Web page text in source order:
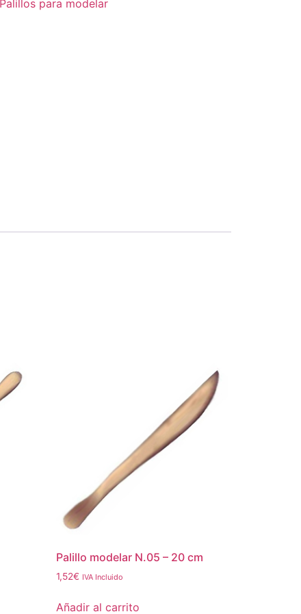
Palillos para modelar
Palillo modelar N.05 – 20 cm
1,52€ IVA Incluido
Añadir al carrito